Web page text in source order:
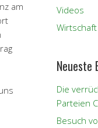
am
Videos
Wirtschaft
Neueste
Die
Parteien
Besuch